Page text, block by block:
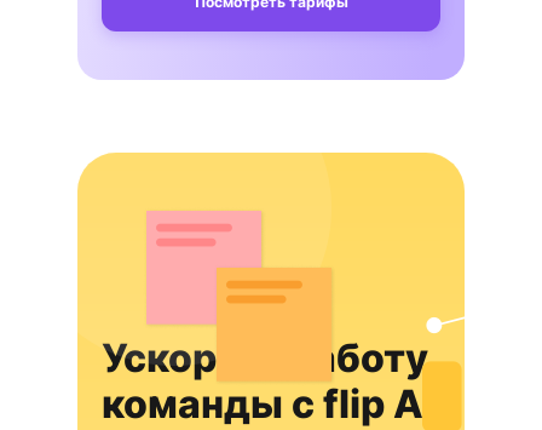
Ускорьте работу
команды с flip AI